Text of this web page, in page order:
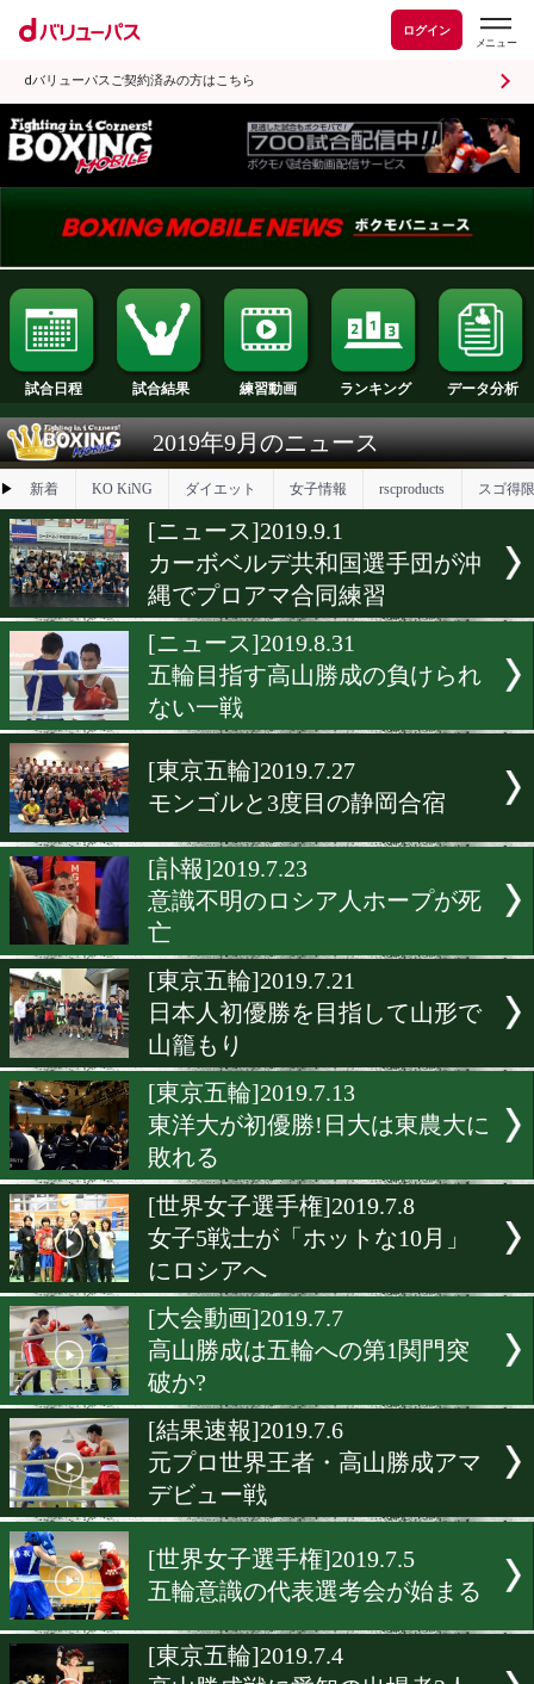
ログイン
dバリューパスご契約済みの方はこちら
試合日程 試合結果 練習動画 ランキング
2019年9月のニュース
▶ 新着 KO KiNG ダイエット 女子情報
[ニュース]2019.9.1
カーボベルデ共和国選手団
縄でプロアマ合同練習
[ニュース]2019.8.31
五輪目指す高山勝成の負け
ない一戦
モンゴルと3度目の静岡合
[訃報]2019.7.23
意識不明のロシア人ホープ
亡
[東京五輪]2019.7.21
日本人初優勝を目指して山
山籠もり
[東京五輪]2019.7.13
東洋大が初優勝!日大は東
敗れる
[世界女子選手権]2019.7.8
女子5戦士が「ホットな10
にロシアへ
[大会動画]2019.7.7
高山勝成は五輪への第1関
破か?